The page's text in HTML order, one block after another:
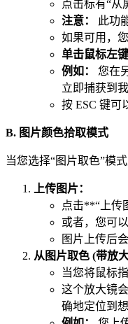
点击标有“从
注意：
此功
如果可用，
单击鼠标左键
例如：
您在
立即捕获到
按 ESC 键可
B. 图片颜色拾取模式
当您选择“图片取色”模
上传图片：
点击**“上传
或者，您可
图片上传后
从图片取色 (带放大
当您将鼠标
这个放大镜
确地定位到